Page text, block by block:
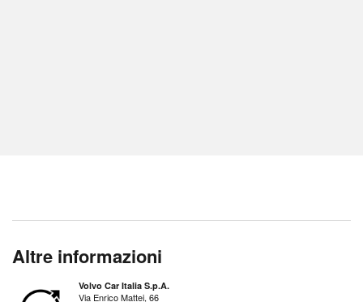
Altre informazioni
Volvo Car Italia S.p.A.
Via Enrico Mattei, 66